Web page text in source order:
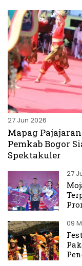
27 Jun 2026
Mapag
Pemkab Bogor
Spektakuler
27
09